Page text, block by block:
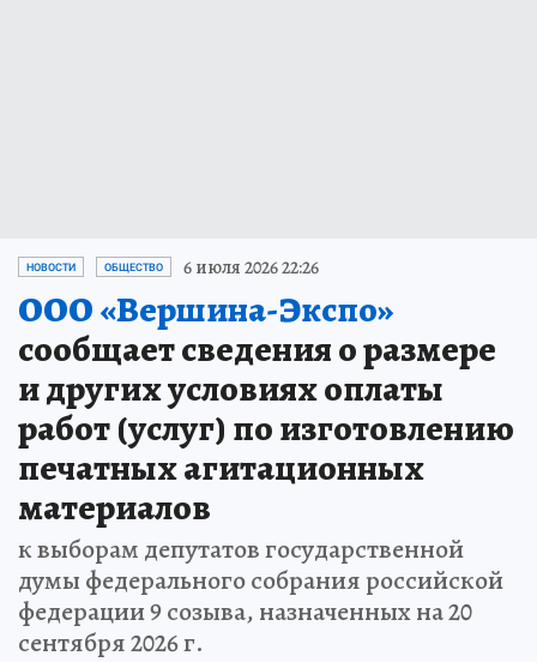
НОВОСТИ ОБЩЕСТВО 6 июля 2026 22:26
ООО «Вершина-Экспо»
сообщает сведения о размере
и других условиях оплаты
работ (услуг) по изготовлению
печатных агитационных
материалов
к выборам депутатов государственной
думы федерального собрания российской
федерации 9 созыва, назначенных на 20
сентября 2026 г.